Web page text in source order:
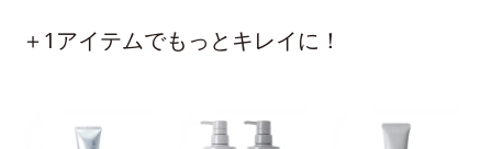
＋1アイテムでもっとキレイに！